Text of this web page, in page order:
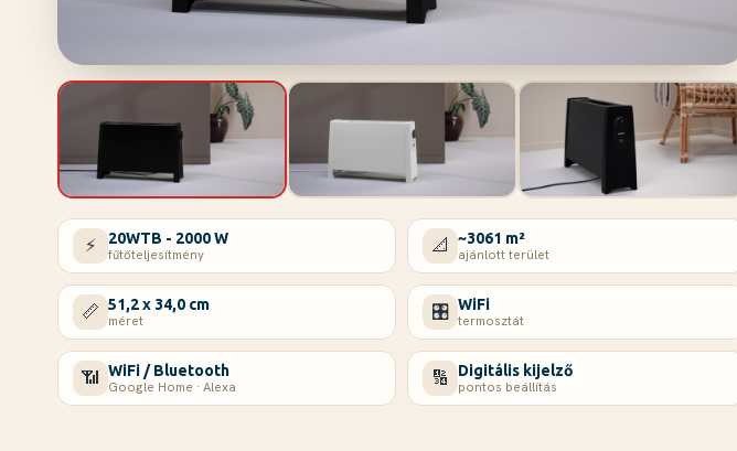
⚡ 20WTB - 2000 W
fűtőteljesítmény 📐 ~3061 m²
ajánlott terület
📏 51,2 x 34,0 cm
méret 🎛️ WiFi
termosztát
📶 WiFi / Bluetooth
Google Home · Alexa 🔢 Digitális kijelző
pontos beállítás